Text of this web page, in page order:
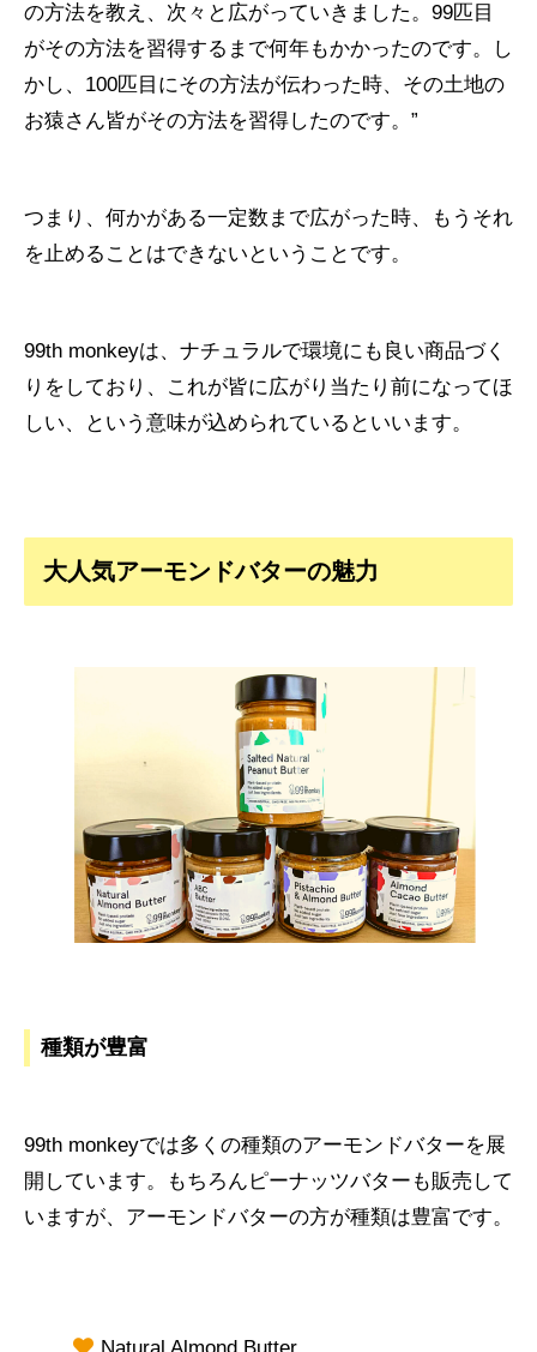
の方法を教え、次々と広がっていきました。99匹目
がその方法を習得するまで何年もかかったのです。し
かし、100匹目にその方法が伝わった時、その土地の
お猿さん皆がその方法を習得したのです。”
つまり、何かがある一定数まで広がった時、もうそれ
を止めることはできないということです。
99th monkeyは、ナチュラルで環境にも良い商品づく
りをしており、これが皆に広がり当たり前になってほ
しい、という意味が込められているといいます。
大人気アーモンドバターの魅力
種類が豊富
99th monkeyでは多くの種類のアーモンドバターを展
開しています。もちろんピーナッツバターも販売して
いますが、アーモンドバターの方が種類は豊富です。
Natural Almond Butter